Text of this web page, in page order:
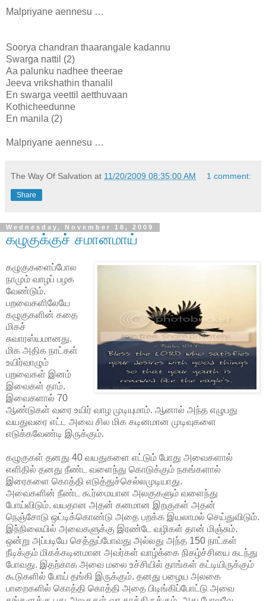
Malpriyane aennesu …
Soorya chandran thaarangale kadannu
Swarga nattil (2)
Aa palunku nadhee theerae
Jeeva vrikshathin thanalil
En swarga veettil aetthuvaan
Kothicheedunne
En manila (2)
Malpriyane aennesu …
The Way Of Salvation at 11/20/2009 08:35:00 AM 1 comment:
Share
Wednesday, November 18, 2009
கழுகுக்குச் சமானமாய்
கழுகுகளைப்போல
நாமும் வாழப் பழக
வேண்டும்.
பறவைகளிலேயே
கழுகுகளின் கதை
மிகச்
சுவாரஸ்யமானது.
மிக அதிக நாட்கள்
உயிர்வாழும்
பறவைகள் இனம்
இவைகள் தாம்.
இவைகளால் 70
ஆண்டுகள் வரை உயிர் வாழ முடியுமாம். ஆனால் அந்த எழுபது
வயதுவரை எட்ட அவை சில மிக கடினமான முடிவுகளை
எடுக்கவேண்டி இருக்கும்.
கழுகுகள் தனது 40 வயதுகளை எட்டும் போது அவைகளால்
எளிதில் தனது நீண்ட வளைந்து கொடுக்கும் நகங்களால்
இரைகளை கொத்தி எடுத்துச்செல்லமுடியாது.
அவைகளின் நீண்ட கூர்மையான அலகுகளும் வளைந்து
போய்விடும். வயதான அதன் கனமான இறகுகள் அதன்
நெஞ்சோடு ஒட்டிக்கொண்டு அதை பறக்க இயலாமல் செய்துவிடும்.
இந்நிலையில் அவைகளுக்கு இரண்டே வழிகள் தான் மிஞ்சும்.
ஒன்று அப்படியே செத்துப்போவது அல்லது அந்த 150 நாட்கள்
நீடிக்கும் மிகக்கடினமான அவர்கள் வாழ்க்கை நிகழ்ச்சியை கடந்து
போவது. இதற்காக அவை மலை உச்சியில் தாங்கள் கட்டியிருக்கும்
கூடுகளில் போய் தங்கி இருக்கும். தனது பழைய அலகை
பாறைகளில் கொத்தி கொத்தி அதை பிடிங்கிப்போட்டு அவை